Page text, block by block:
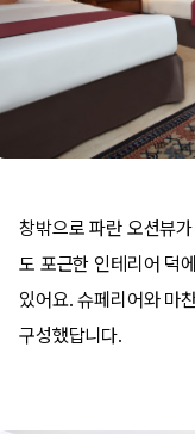
창밖으로 파란 오션뷰
도 포근한 인테리어 덕
있어요. 슈페리어와 마
구성했답니다.